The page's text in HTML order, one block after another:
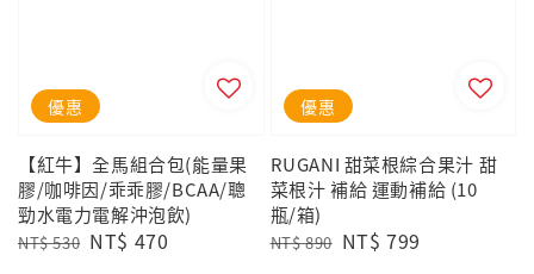
優惠
【紅牛】全馬組合包(能量果
膠/咖啡因/乖乖膠/BCAA/聰
勁水電力電解沖泡飲)
Regular
NT$ 530 Sale
NT$ 470
優惠
RUGANI 甜菜根綜合果汁 甜
菜根汁 補給 運動補給 (10
瓶/箱)
Regular
NT$ 890 Sale
NT$ 799